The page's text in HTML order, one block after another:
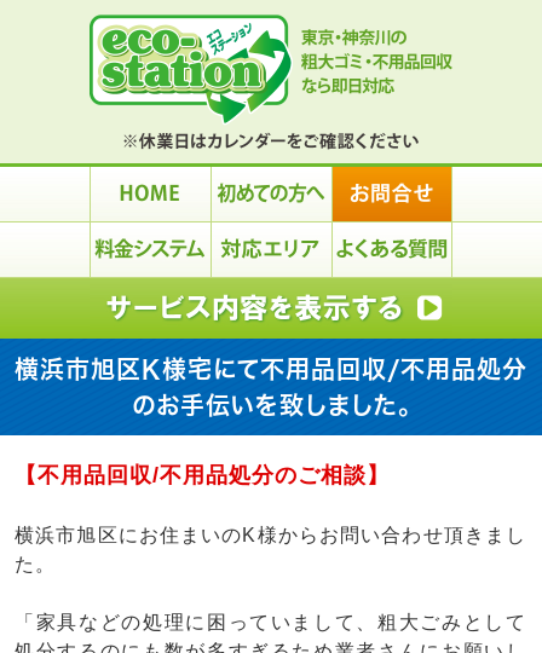
横浜市旭区K様宅にて不用品回収/不用品処分
のお手伝いを致しました。
【不用品回収/不用品処分のご相談】
横浜市旭区にお住まいのK様からお問い合わせ頂きまし
た。
「家具などの処理に困っていまして、粗大ごみとして